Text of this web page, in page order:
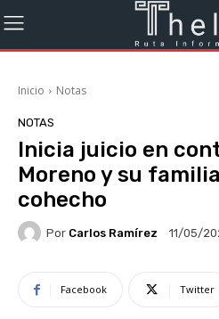
Inicio Notas
NOTAS
Inicia juicio en
Moreno y su
cohecho
Por Carlos Ramírez 11/05/
Facebook Twitter